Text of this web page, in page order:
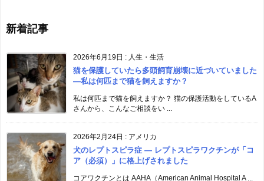
新着記事
2026年6月19日 : 人生・生活
猫を保護していたら多頭飼育崩壊に近づいていました
―私は何匹まで猫を飼えますか？
私は何匹まで猫を飼えますか？ 猫の保護活動をしているA
さんから、こんなご相談をい ...
2026年2月24日 : アメリカ
犬のレプトスピラ症 ― レプトスピラワクチンが「コ
ア（必須）」に格上げされました
コアワクチンとは AAHA（American Animal Hospital A ...